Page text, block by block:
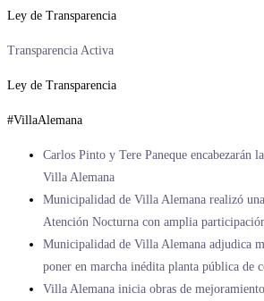
Ley de Transparencia
Transparencia Activa
Ley de Transparencia
#VillaAlemana
Carlos Pinto y Tere Paneque encabezarán
Villa Alemana
Municipalidad de Villa Alemana realizó
Atención Nocturna con amplia
Municipalidad de Villa Alemana adjudica
poner en marcha inédita planta pública de
Villa Alemana inicia obras de